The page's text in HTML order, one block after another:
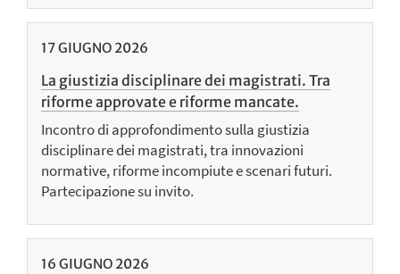
17GIUGNO 2026
La giustizia disciplinare dei magistrati. Tra
riforme approvate e riforme mancate.
Incontro di approfondimento sulla giustizia
disciplinare dei magistrati, tra innovazioni
normative, riforme incompiute e scenari futuri.
Partecipazione su invito.
16 GIUGNO 2026